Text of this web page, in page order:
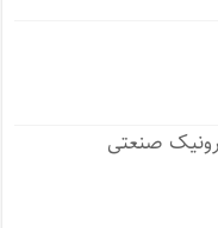
صنعتی